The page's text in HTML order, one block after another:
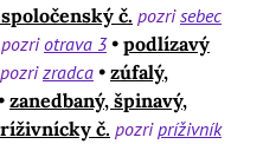
č. pozrisebec
pozriotrava 3
podlízavý
pozrizradca
zúfalý,
zanedbaný, špinavý,
č. pozripríživník